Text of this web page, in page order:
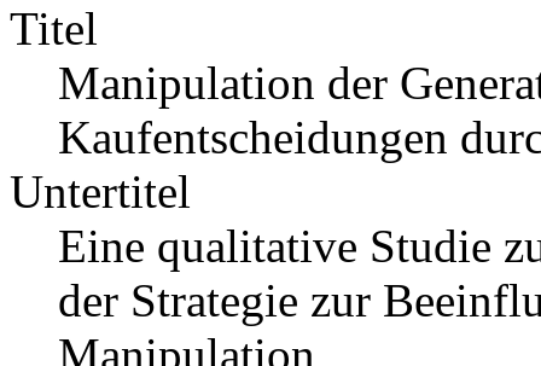
Titel
Manipulation der
Kaufentscheidungen
Untertitel
Eine qualitative Studie
der Strategie zur
Manipulation